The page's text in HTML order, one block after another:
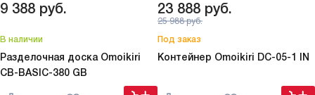
9 388 руб.
В наличии
Разделочная доска Omoikiri
CB-BASIC-380 GB
23 888 руб.
25 988руб.
Под заказ
Контейнер Omoikiri DC-05-1 IN